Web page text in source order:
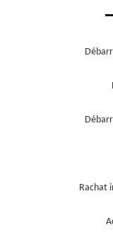
Rachat